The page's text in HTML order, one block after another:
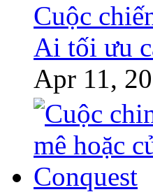
Cuộc
Ai tối ưu
Apr 11,